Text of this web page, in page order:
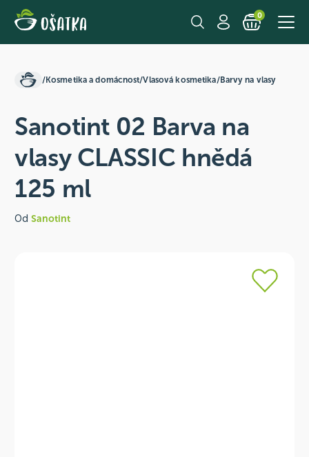
0
/Kosmetika a domácnost/Vlasová kosmetika/Barvy na vlasy
Sanotint 02 Barva na
vlasy CLASSIC hnědá
125 ml
Od Sanotint